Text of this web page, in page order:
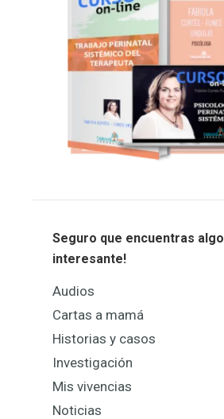
Seguro que encuentras algo
interesante!
Audios
Cartas a mamá
Historias y casos
Investigación
Mis vivencias
Noticias